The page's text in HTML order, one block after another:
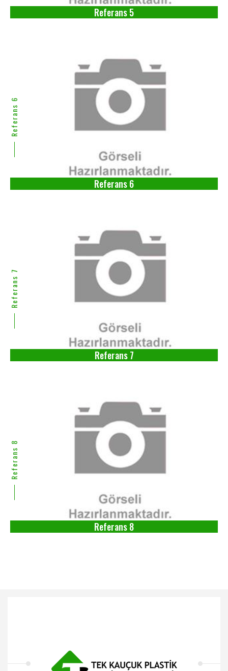
Referans 5
Referans 6
Referans 6
Referans 7
Referans 7
Referans 8
Referans 8